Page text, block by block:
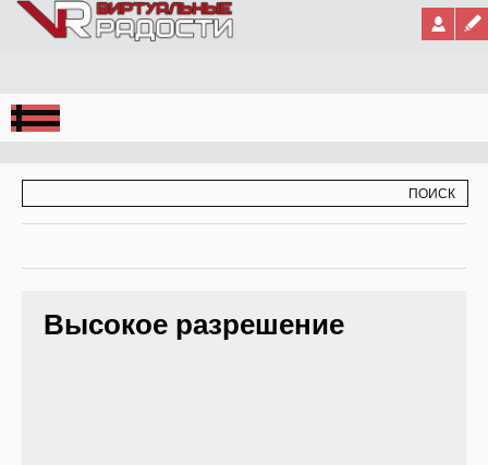
Jump to Navigation
Высокое разрешение